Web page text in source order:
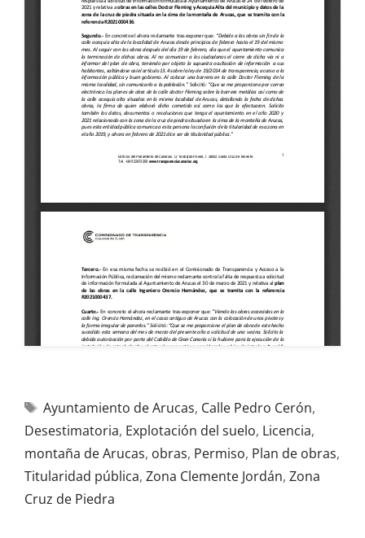
Ayuntamiento de Arucas, Calle Pedro Cerón,
Desestimatoria, Explotación del suelo, Licencia,
montaña de Arucas, obras, Permiso, Plan de obras,
Titularidad pública, Zona Clemente Jordán, Zona
Cruz de Piedra